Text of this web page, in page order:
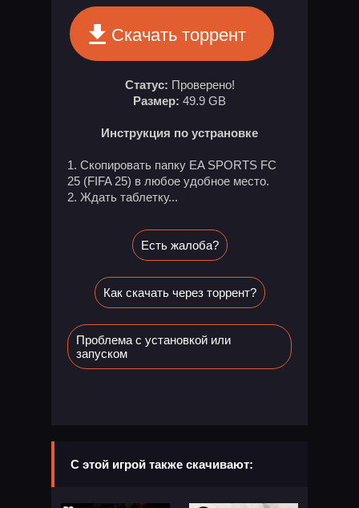
Скачать торрент
Статус: Проверено!
Размер: 49.9 GB
Инструкция по устрановке
1. Скопировать папку EA SPORTS FC
25 (FIFA 25) в любое удобное место.
2. Ждать таблетку...
Есть жалоба?
Как скачать через торрент?
Проблема с установкой или
запуском
С этой игрой также скачивают: